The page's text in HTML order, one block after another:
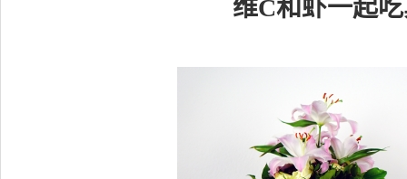
维C和虾一起